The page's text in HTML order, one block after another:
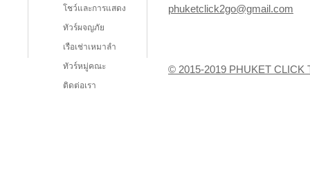
โชว์และการแสดง
ทัวร์ผจญภัย
เรือเช่าเหมาลำ
ทัวร์หมู่คณะ
ติดต่อเรา
phuketclick2go@gmail.com
© 2015-2019 PHUKET CLICK